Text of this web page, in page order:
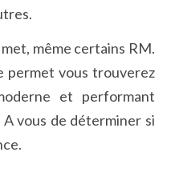
même certains RM.
permet vous trouverez
et performant
vous de déterminer si